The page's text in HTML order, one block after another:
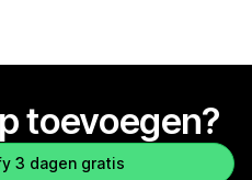
toevoegen?
3 dagen gratis